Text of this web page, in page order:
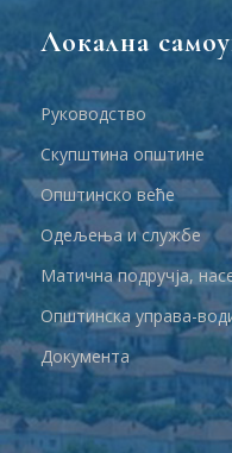
Локална
Руководство
Скупштина општине
Општинско веће
Одељења и службе
Матична подручја,
Општинска управа-
Документа